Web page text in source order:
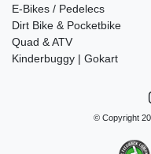
E-Bikes / Pedelecs
Dirt Bike & Pocketbike
Quad & ATV
Kinderbuggy | Gokart
© Copyright